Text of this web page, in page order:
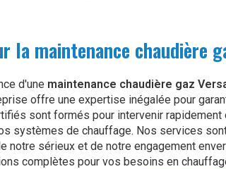
la maintenance chaudière
d'une maintenance chaudière gaz
offre une expertise inégalée pour
sont formés pour intervenir rapidement
systèmes de chauffage. Nos services
notre sérieux et de notre engagement
complètes pour vos besoins en